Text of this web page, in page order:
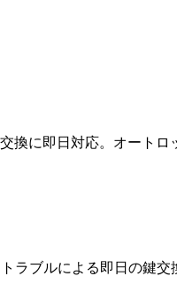
に即日対応。オート
ラブルによる即日の鍵交